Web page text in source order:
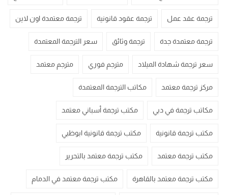
ترجمة عقد عمل ترجمة عقود قانونية ترجمة معتمدة اون لاين
ترجمة معتمدة جدة ترجمة وثائق سعر الترجمة المعتمدة
سعر ترجمة شهادة الميلاد مترجم فوري مترجم معتمد
مركز ترجمة معتمد مكاتب الترجمة المعتمدة
مكاتب ترجمة في دبي مكتب ترجمة أسباني معتمد
مكتب ترجمة قانونية مكتب ترجمة قانونية ابوظبي
مكتب ترجمة معتمد مكتب ترجمة معتمد بالتحرير
مكتب ترجمة معتمد بالقاهرة مكتب ترجمة معتمد في الدمام